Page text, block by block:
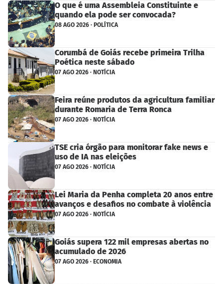
O que é uma Assembleia Constituinte e
quando ela pode ser convocada?
08 AGO 2026 · POLÍTICA
Corumbá de Goiás recebe primeira Trilha
Poética neste sábado
07 AGO 2026 · NOTÍCIA
Feira reúne produtos da agricultura familiar
durante Romaria de Terra Ronca
07 AGO 2026 · NOTÍCIA
TSE cria órgão para monitorar fake news e
uso de IA nas eleições
07 AGO 2026 · NOTÍCIA
Lei Maria da Penha completa 20 anos entre
avanços e desafios no combate à violência
07 AGO 2026 · NOTÍCIA
Goiás supera 122 mil empresas abertas no
acumulado de 2026
07 AGO 2026 · ECONOMIA